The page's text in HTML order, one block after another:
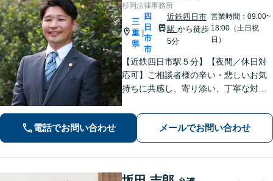
杉岡法律事務所
三
重
県
四
日
市
市
近鉄四日市
駅 から徒歩
5分
営業時間：09:00~
18:00（土日祝
日）
【近鉄四日市駅５分】【夜間／休日対
応可】ご相談者様の辛い・悲しいお気
持ちに共感し、寄り添い、丁寧な対応
相続／刑事事件など、幅広く対応【地
域に根ざした弁護士】お気軽にお問い
合わせください。
電話でお問い合わせ メールでお問い合わせ